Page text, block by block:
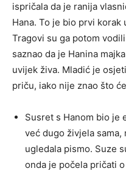
ispričala da je ranija
Hana. To je bio prvi
Tragovi su ga potom
saznao da je Hanina
uvijek živa. Mladić je
priču, iako nije znao što
Susret s Hanom bio je
već dugo živjela
ugledala pismo. Suze
onda je počela pričati